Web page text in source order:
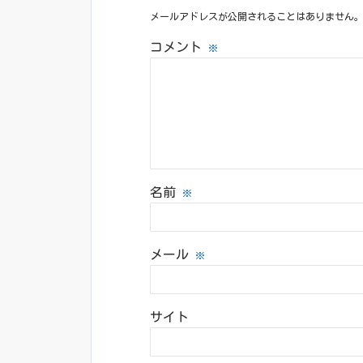
メールアドレスが公開されることはありません。
コメント ※
名前 ※
メール ※
サイト